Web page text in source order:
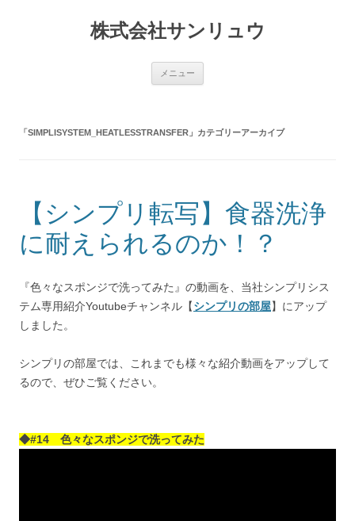
株式会社サンリュウ
メニュー
「SIMPLISYSTEM_HEATLESSTRANSFER 」カテゴリーアーカイブ
【シンプリ転写】食器洗浄
に耐えられるのか！？
『色々なスポンジで洗ってみた』の動画を、当社シンプリシス
テム専用紹介Youtubeチャンネル【シンプリの部屋】にアップ
しました。
シンプリの部屋では、これまでも様々な紹介動画をアップして
るので、ぜひご覧ください。
◆#14 色々なスポンジで洗ってみた